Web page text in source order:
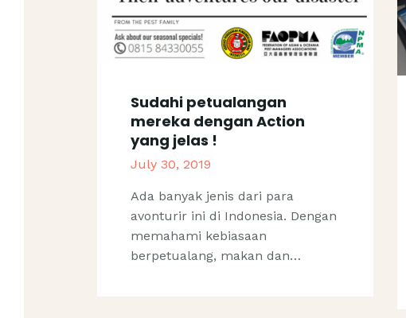
Sudahi petualangan
mereka dengan Action
yang jelas !
July 30, 2019
Ada banyak jenis dari para
avonturir ini di Indonesia. Dengan
memahami kebiasaan
berpetualang, makan dan…